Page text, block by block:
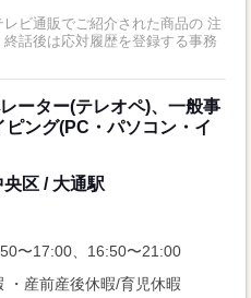
ビ通販でご紹介された商品の 注
話後は応対履歴を登録する事務
ーター(テレオペ)、一般事
ング(PC・パソコン・イ
区 / 大通駅
〜17:00、16:50〜21:00
・産前産後休暇/育児休暇